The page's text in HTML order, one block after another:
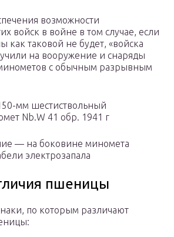
возможности
войск в войне в том случае, если
как таковой не будет, «войска
на вооружение и снаряды
с обычным разрывным
мм шестиствольный
Nb.W 41 обр. 1941 г
— на боковине миномета
электрозапала
пшеницы
по которым различают